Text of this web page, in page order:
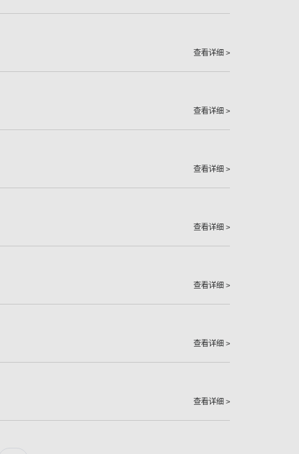
查看详细 >
查看详细 >
查看详细 >
查看详细 >
查看详细 >
查看详细 >
查看详细 >